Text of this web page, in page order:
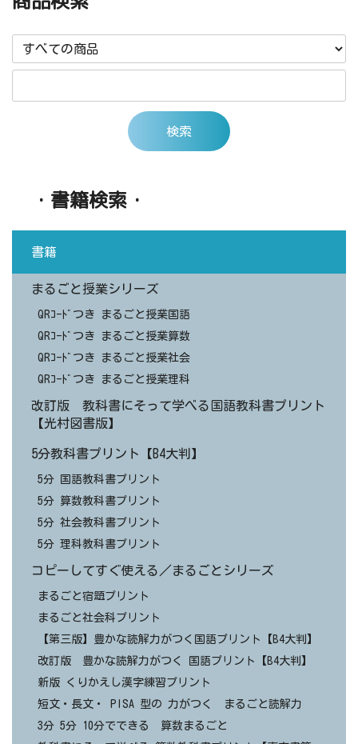
・書籍検索・
書籍
まるごと授業シリーズ
QRｺｰﾄﾞつき まるごと授業国語
QRｺｰﾄﾞつき まるごと授業算数
QRｺｰﾄﾞつき まるごと授業社会
QRｺｰﾄﾞつき まるごと授業理科
改訂版 教科書にそって学べる国語教科書プリント
【光村図書版】
5分教科書プリント【B4大判】
5分 国語教科書プリント
5分 算数教科書プリント
5分 社会教科書プリント
5分 理科教科書プリント
コピーしてすぐ使える／まるごとシリーズ
まるごと宿題プリント
まるごと社会科プリント
【第三版】豊かな読解力がつく国語プリント【B4大判】
改訂版 豊かな読解力がつく 国語プリント【B4大判】
新版 くりかえし漢字練習プリント
短文・長文・ PISA 型の 力がつく まるごと読解力
3分 5分 10分でできる 算数まるごと